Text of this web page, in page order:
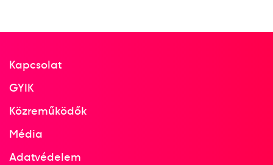
Kapcsolat
GYIK
Közreműködők
Média
Adatvédelem